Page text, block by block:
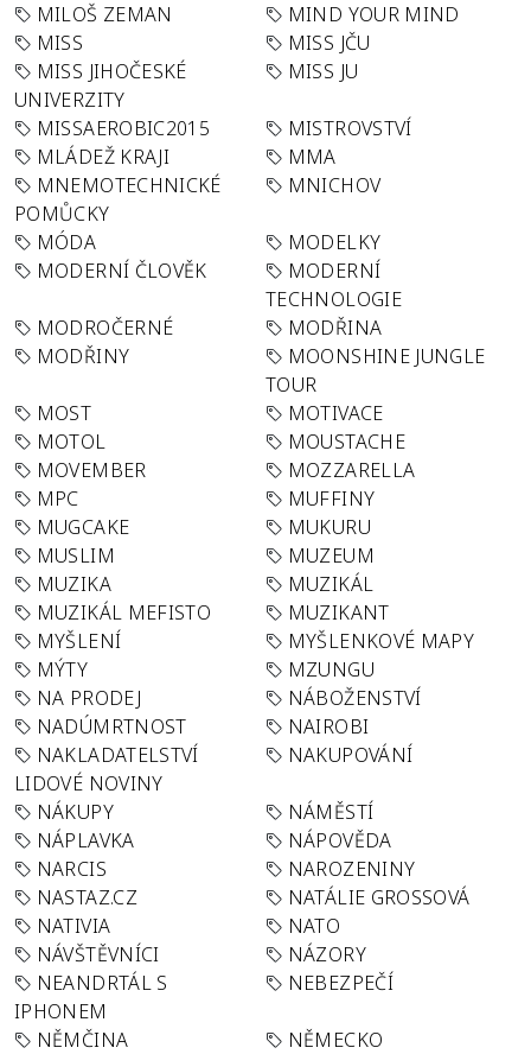
MILOŠ ZEMAN
MIND YOUR MIND
MISS
MISS JČU
MISS JIHOČESKÉ
UNIVERZITY
MISS JU
MISSAEROBIC2015
MISTROVSTVÍ
MLÁDEŽ KRAJI
MMA
MNEMOTECHNICKÉ
POMŮCKY
MNICHOV
MÓDA
MODELKY
MODERNÍ ČLOVĚK
MODERNÍ
TECHNOLOGIE
MODROČERNÉ
MODŘINA
MODŘINY
MOONSHINE JUNGLE
TOUR
MOST
MOTIVACE
MOTOL
MOUSTACHE
MOVEMBER
MOZZARELLA
MPC
MUFFINY
MUGCAKE
MUKURU
MUSLIM
MUZEUM
MUZIKA
MUZIKÁL
MUZIKÁL MEFISTO
MUZIKANT
MYŠLENÍ
MYŠLENKOVÉ MAPY
MÝTY
MZUNGU
NA PRODEJ
NÁBOŽENSTVÍ
NADÚMRTNOST
NAIROBI
NAKLADATELSTVÍ
LIDOVÉ NOVINY
NAKUPOVÁNÍ
NÁKUPY
NÁMĚSTÍ
NÁPLAVKA
NÁPOVĚDA
NARCIS
NAROZENINY
NASTAZ.CZ
NATÁLIE GROSSOVÁ
NATIVIA
NATO
NÁVŠTĚVNÍCI
NÁZORY
NEANDRTÁL S
IPHONEM
NEBEZPEČÍ
NĚMČINA
NĚMECKO